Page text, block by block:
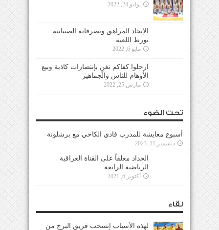
يوليو 24, 2022
الإتحاد المراهق وتصرفاته الصبيانية
تورط اللعبة
مايو 6, 2022
ارحلوا كفاكم تغنٍ بإنتصارات كاذبة وبيع
الأوهام للناس والجماهير
مارس 25, 2022
تحت الضوء
أسبوع معايشة للمدرب فادي الكاخي مع برشلونة
ديسمبر 11, 2023
الحداد معلقاً على القناة العراقية
الرياضية الرابعة
أكتوبر 6, 2021
لقاء
لهذه الأسباب إنسحب فريق البرج من